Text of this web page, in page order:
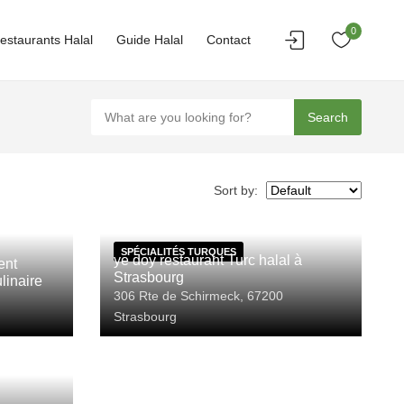
Halal Guide Halal Contact
0
Search
Sort by:
SPÉCIALITÉS TURQUES
ye doy restaurant Turc halal à
Strasbourg
306 Rte de Schirmeck, 67200
Strasbourg